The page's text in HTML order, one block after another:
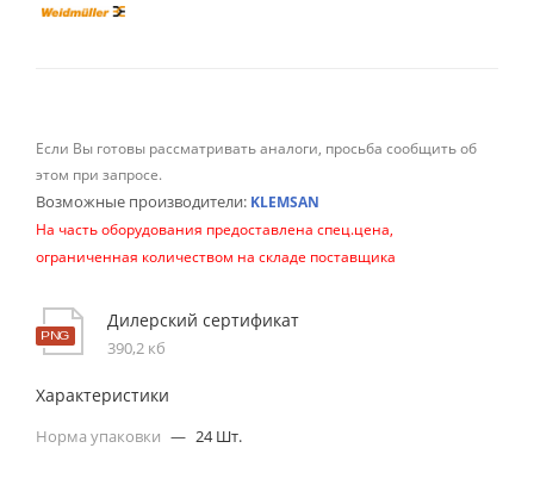
Если Вы готовы рассматривать аналоги, просьба сообщить об
этом при запросе.
Возможные производители: KLEMSAN
На часть оборудования предоставлена спец.цена,
ограниченная количеством на складе поставщика
Дилерский сертификат
390,2 кб
Характеристики
Норма упаковки — 24 Шт.